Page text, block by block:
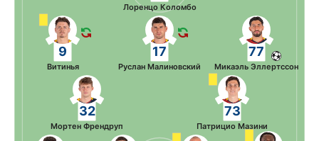
32
Мортен Френдруп
73
Патрицио Мазини
9
Витинья
17
Руслан Малиновский
77
Микаэль Эллертссон
Лоренцо Коломбо